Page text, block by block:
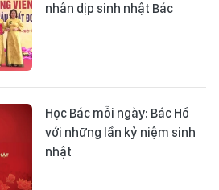
nhân dịp sinh nhật Bác
Học Bác mỗi ngày: Bác Hồ
với những lần kỷ niệm sinh
nhật